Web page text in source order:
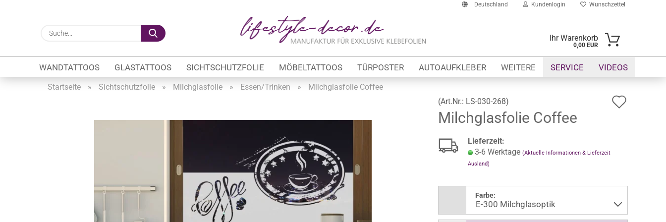
Deutschland
Lieferland
Kundenlogin
E-Mail
Passwort
Konto erstellen
Passwort vergessen?
Wunschzettel
Suche...
Ihr Warenkorb
0,00 EUR
WANDTATTOOS GLASTATTOOS SICHTSCHUTZFOLIE MÖBELTATTOOS TÜRPOSTER AUTOAUFKLEBER SERVICE VIDEOS
WEITERE
Firmenlogo
Öffnungszeiten
Sichtschutzfolien Gewerbe
Glasbeschriftung
Durchlaufschutz
Startseite » Sichtschutzfolie » Milchglasfolie » Essen/Trinken »
Milchglasfolie Coffee
(Art.Nr.: LS-030-268)
Milchglasfolie Coffee
Lieferzeit:
3-6 Werktage (Aktuelle Informationen & Lieferzeit
Ausland)
Farbe: